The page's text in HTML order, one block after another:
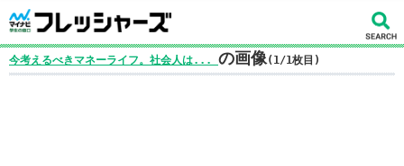
今考えるべきマネーライフ。社会人は... の画像(1/1枚目)